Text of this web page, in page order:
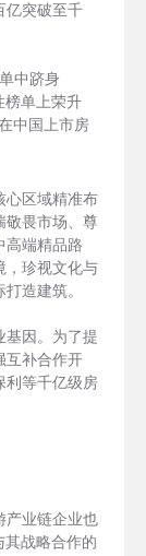
亿突破至千
中跻身
榜单上荣升
中国上市房
心区域精准布
敬畏市场、尊
高端精品路
，珍视文化与
造建筑。
基因。为了提
互补合作开
利等千亿级房
产业链企业也
其战略合作的